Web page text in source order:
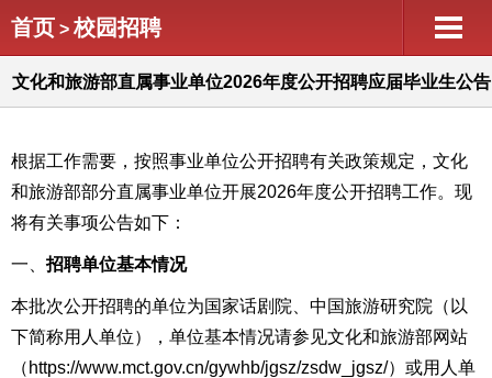
首页 >校园招聘
文化和旅游部直属事业单位2026年度公开招聘应届毕业生公告
根据工作需要，按照事业单位公开招聘有关政策规定， 文化
和旅游部部分直属事业单位开展2026年度公开招聘工作。现
将有关事项公告如下：
一、 招聘单位基本情况
本批次公开招聘的单位为国家话剧院、中国旅游研究院（以
下简称用人单位），单位基本情况请参见文化和旅游部网站
（https://www.mct.gov.cn/gywhb/jgsz/zsdw_jgsz/）或用人单